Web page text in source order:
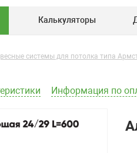
Калькуляторы
системы для потолка типа
Информация по